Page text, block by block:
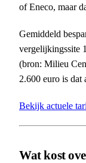
of Eneco, maar
Gemiddeld
vergelijkingssite
(bron: Milieu
2.600 euro is dat
Bekijk actuele
Wat kost